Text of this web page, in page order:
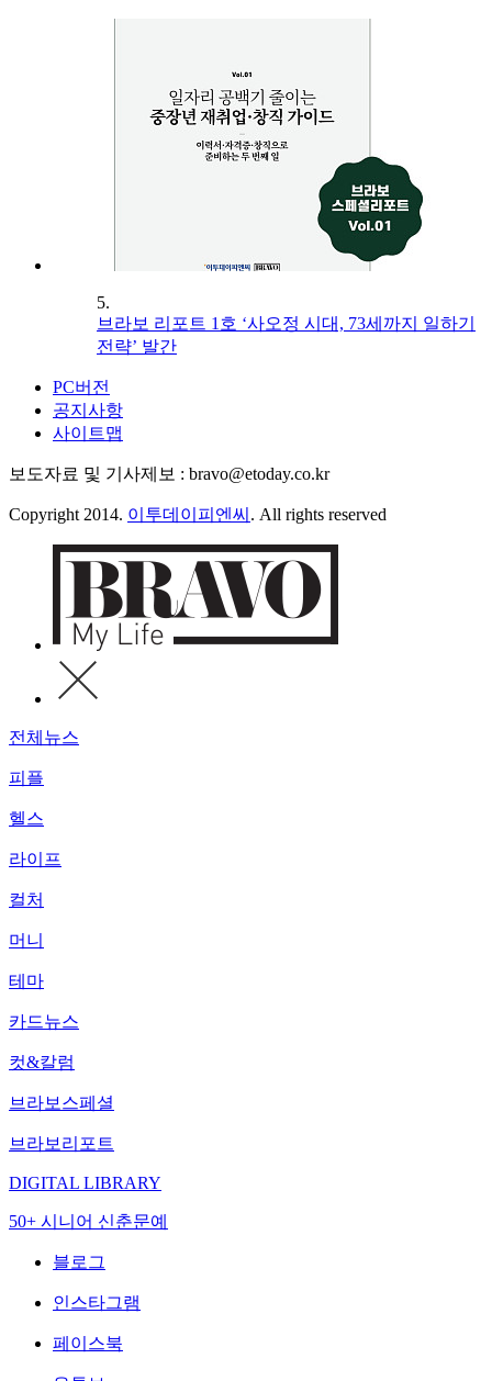
5.
브라보 리포트 1호 ‘사오정 시대, 73세까지 일하기
전략’ 발간
PC버전
공지사항
사이트맵
보도자료 및 기사제보 : bravo@etoday.co.kr
Copyright 2014. 이투데이피엔씨 . All rights reserved
전체뉴스
피플
헬스
라이프
컬처
머니
테마
카드뉴스
컷&칼럼
브라보스페셜
브라보리포트
DIGITAL LIBRARY
50+ 시니어 신춘문예
블로그
인스타그램
페이스북